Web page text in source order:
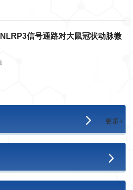
信号通路对大鼠冠状动脉微
更多+